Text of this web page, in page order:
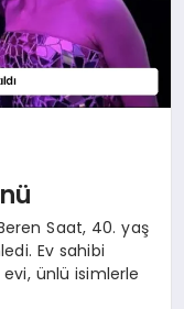
Saat, 40. yaş
Ev sahibi
ünlü isimlerle